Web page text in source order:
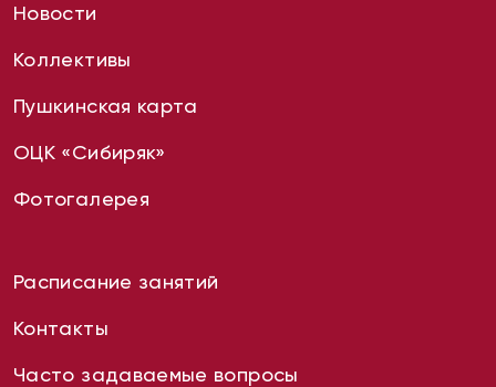
Новости
Коллективы
Пушкинская карта
ОЦК «Сибиряк»
Фотогалерея
Расписание занятий
Контакты
Часто задаваемые вопросы